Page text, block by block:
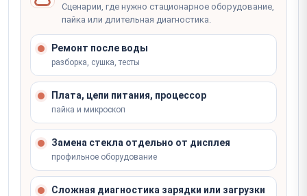
Сценарии, где нужно стационарное оборудование,
пайка или длительная диагностика.
Ремонт после воды
разборка, сушка, тесты
Плата, цепи питания, процессор
пайка и микроскоп
Замена стекла отдельно от дисплея
профильное оборудование
Сложная диагностика зарядки или загрузки